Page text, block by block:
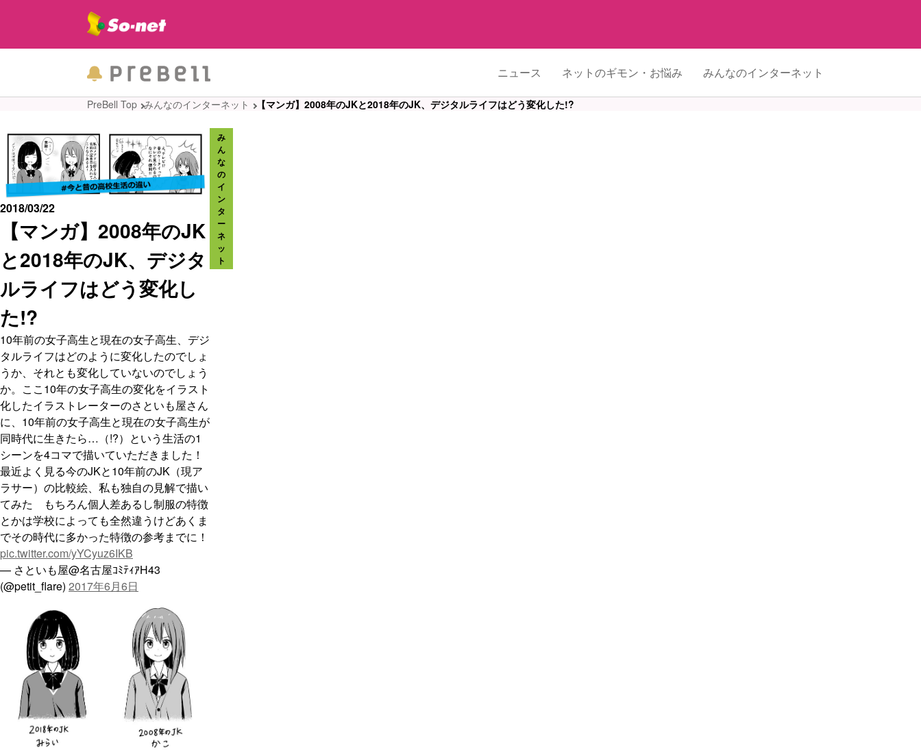
ニュース ネットのギモン・お悩み みんなのインターネット
PreBell Top みんなのインターネット 【マンガ】2008年のJKと2018年のJK、デジタルライフはどう変化した!?
み
ん
な
の
イ
ン
タ
ー
ネ
ッ
ト
【マンガ】2008年のJK
と2018年のJK、デジタ
ルライフはどう変化し
た!?
2018/03/22
10年前の女子高生と現在の女子高生、デジ
タルライフはどのように変化したのでしょ
うか、それとも変化していないのでしょう
か。ここ10年の女子高生の変化をイラスト
化したイラストレーターのさといも屋さん
に、10年前の女子高生と現在の女子高生が
同時代に生きたら…（!?）という生活の1
シーンを4コマで描いていただきました！
最近よく見る今のJKと10年前のJK（現ア
ラサー）の比較絵、私も独自の見解で描い
てみた もちろん個人差あるし制服の特徴
とかは学校によっても全然違うけどあくま
でその時代に多かった特徴の参考までに！
pic.twitter.com/yYCyuz6IKB
— さといも屋@名古屋ｺﾐﾃｨｱH43
(@petit_flare) 2017年6月6日